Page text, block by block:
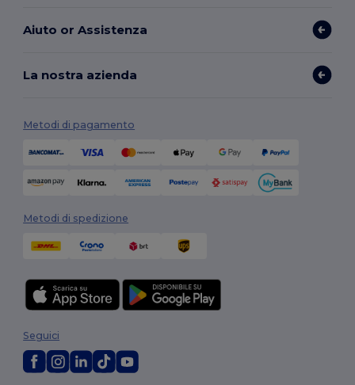
Aiuto or Assistenza
La nostra azienda
Metodi di pagamento
Metodi di spedizione
Seguici